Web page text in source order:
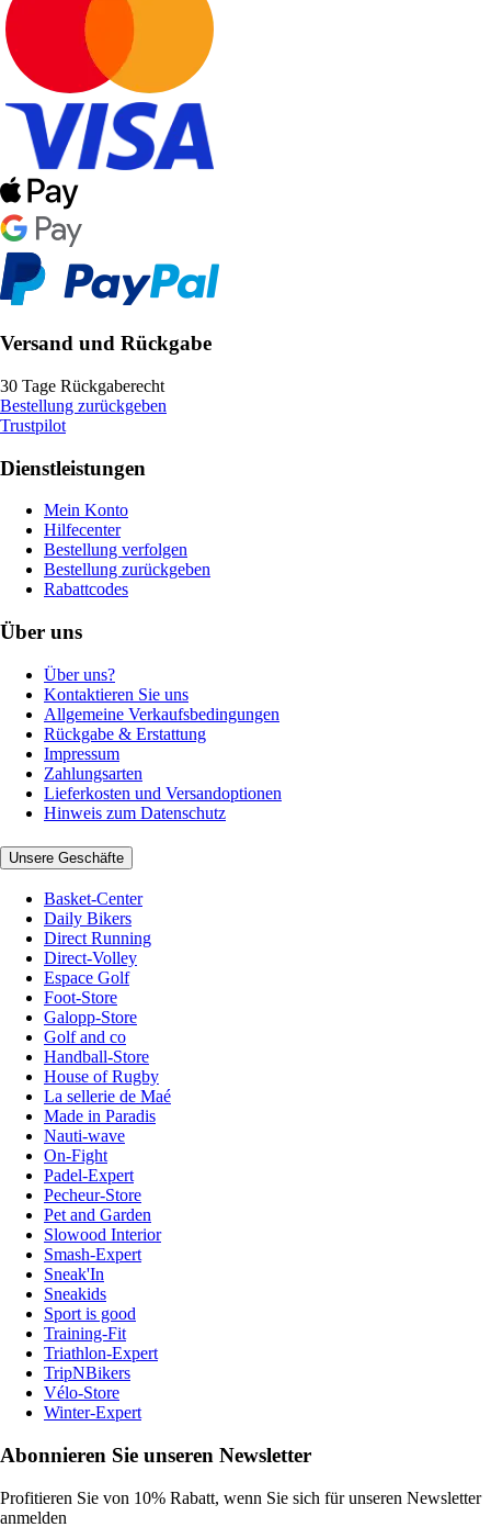
Versand und Rückgabe
30 Tage Rückgaberecht
Bestellung zurückgeben
Trustpilot
Dienstleistungen
Mein Konto
Hilfecenter
Bestellung verfolgen
Bestellung zurückgeben
Rabattcodes
Über uns
Über uns?
Kontaktieren Sie uns
Allgemeine Verkaufsbedingungen
Rückgabe & Erstattung
Impressum
Zahlungsarten
Lieferkosten und Versandoptionen
Hinweis zum Datenschutz
Unsere Geschäfte
Basket-Center
Daily Bikers
Direct Running
Direct-Volley
Espace Golf
Foot-Store
Galopp-Store
Golf and co
Handball-Store
House of Rugby
La sellerie de Maé
Made in Paradis
Nauti-wave
On-Fight
Padel-Expert
Pecheur-Store
Pet and Garden
Slowood Interior
Smash-Expert
Sneak'In
Sneakids
Sport is good
Training-Fit
Triathlon-Expert
TripNBikers
Vélo-Store
Winter-Expert
Abonnieren Sie unseren Newsletter
Profitieren Sie von 10% Rabatt, wenn Sie sich für unseren Newsletter
anmelden